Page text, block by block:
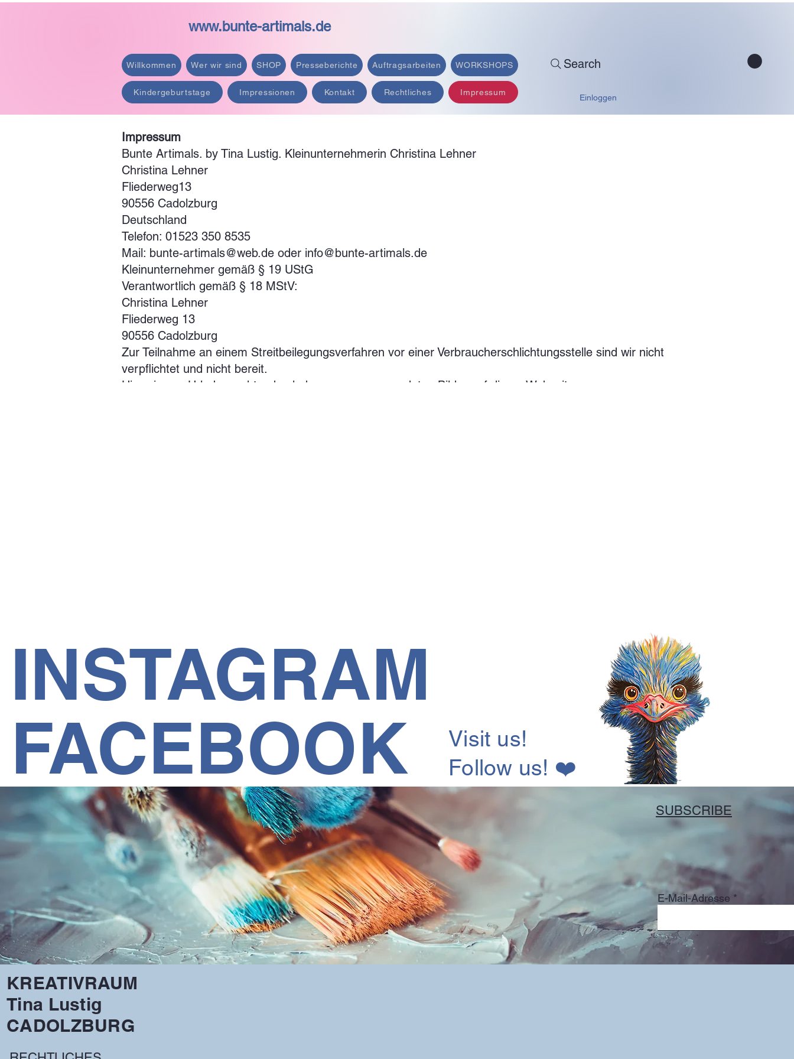
www.bunte-artimals.de
Search
Einloggen
Willkommen Wer wir sind SHOP Presseberichte Auftragsarbeiten WORKSHOPS
Kindergeburtstage Impressionen Kontakt Rechtliches Impressum
Impressum
Bunte Artimals. by Tina Lustig. Kleinunternehmerin Christina Lehner
Christina Lehner
Fliederweg13
90556 Cadolzburg
Deutschland
Telefon: 01523 350 8535
Mail: bunte-artimals@web.de oder info@bunte-artimals.de
Kleinunternehmer gemäß § 19 UStG
Verantwortlich gemäß § 18 MStV:
Christina Lehner
Fliederweg 13
90556 Cadolzburg
Zur Teilnahme an einem Streitbeilegungsverfahren vor einer Verbraucherschlichtungsstelle sind wir nicht
verpflichtet und nicht bereit.
Hinweise zu Urheberrechten bzgl. der von uns verwendeten Bilder auf dieser Webseite:
INSTAGRAM
FACEBOOK
Visit us!
Follow us! ❤️
SUBSCRIBE
E-Mail-Adresse
KREATIVRAUM
Tina Lustig
CADOLZBURG